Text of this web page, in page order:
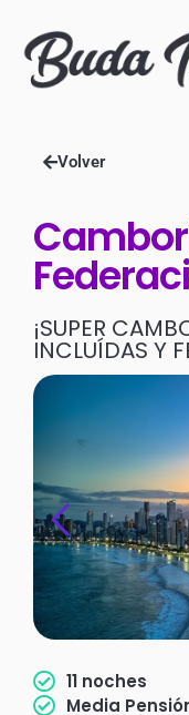
Volver
¡SUPER
INCLUÍDAS Y
11 noches
Media